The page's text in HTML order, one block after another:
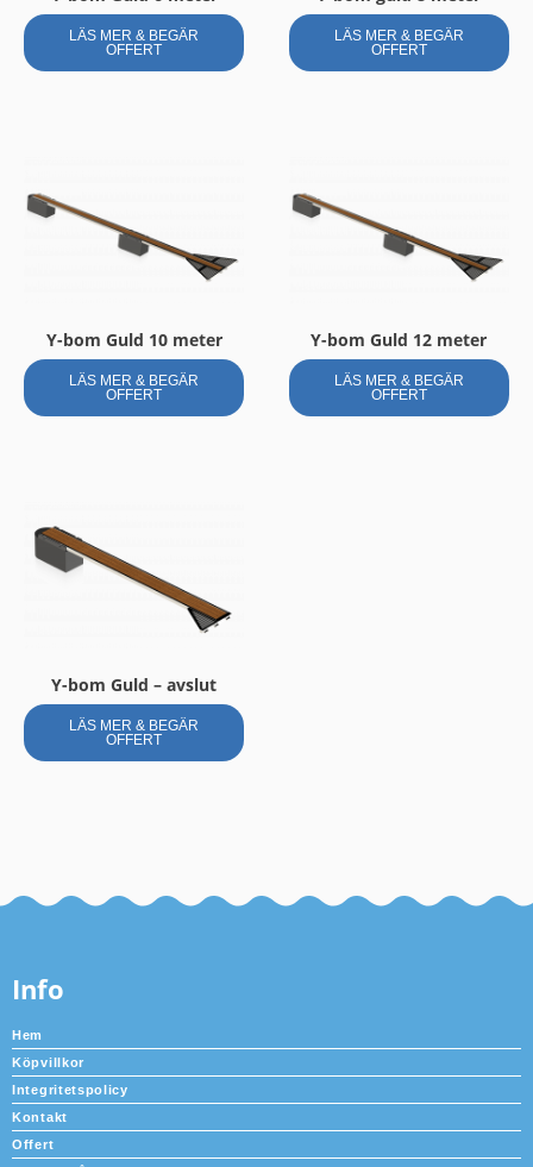
LÄS MER & BEGÄR
OFFERT
LÄS MER & BEGÄR
OFFERT
Y-bom Guld 10 meter
LÄS MER & BEGÄR
OFFERT
Y-bom Guld 12 meter
LÄS MER & BEGÄR
OFFERT
Y-bom Guld – avslut
LÄS MER & BEGÄR
OFFERT
Info
Hem
Köpvillkor
Integritetspolicy
Kontakt
Offert